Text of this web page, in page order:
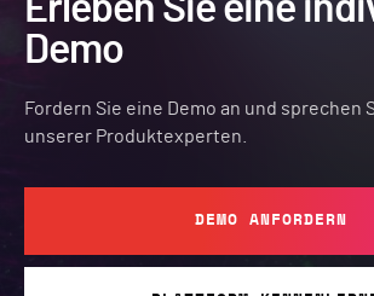
Erleben Sie eine
Demo
Fordern Sie eine Demo an und sprechen
unserer Produktexperten.
DEMO ANFORDERN